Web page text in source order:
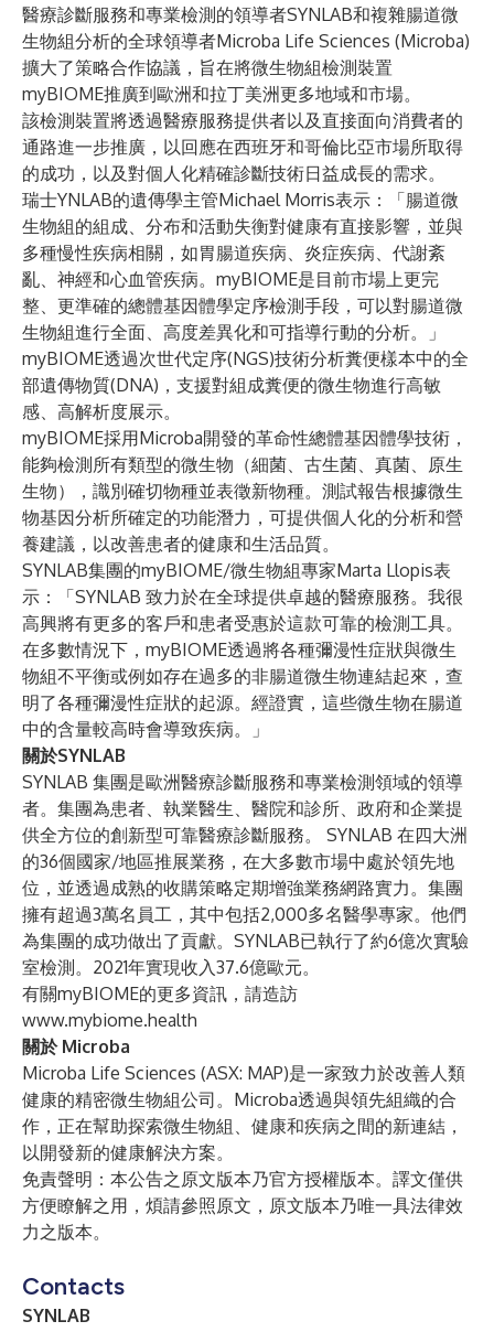
醫療診斷服務和專業檢測的領導者SYNLAB和複雜腸道微
生物組分析的全球領導者Microba Life Sciences (Microba)
擴大了策略合作協議，旨在將微生物組檢測裝置
myBIOME推廣到歐洲和拉丁美洲更多地域和市場。
該檢測裝置將透過醫療服務提供者以及直接面向消費者的
通路進一步推廣，以回應在西班牙和哥倫比亞市場所取得
的成功，以及對個人化精確診斷技術日益成長的需求。
瑞士YNLAB的遺傳學主管Michael Morris表示：「腸道微
生物組的組成、分布和活動失衡對健康有直接影響，並與
多種慢性疾病相關，如胃腸道疾病、炎症疾病、代謝紊
亂、神經和心血管疾病。myBIOME是目前市場上更完
整、更準確的總體基因體學定序檢測手段，可以對腸道微
生物組進行全面、高度差異化和可指導行動的分析。」
myBIOME透過次世代定序(NGS)技術分析糞便樣本中的全
部遺傳物質(DNA)，支援對組成糞便的微生物進行高敏
感、高解析度展示。
myBIOME採用Microba開發的革命性總體基因體學技術，
能夠檢測所有類型的微生物（細菌、古生菌、真菌、原生
生物），識別確切物種並表徵新物種。測試報告根據微生
物基因分析所確定的功能潛力，可提供個人化的分析和營
養建議，以改善患者的健康和生活品質。
SYNLAB集團的myBIOME/微生物組專家Marta Llopis表
示：「SYNLAB 致力於在全球提供卓越的醫療服務。我很
高興將有更多的客戶和患者受惠於這款可靠的檢測工具。
在多數情況下，myBIOME透過將各種彌漫性症狀與微生
物組不平衡或例如存在過多的非腸道微生物連結起來，查
明了各種彌漫性症狀的起源。經證實，這些微生物在腸道
中的含量較高時會導致疾病。」
關於SYNLAB
SYNLAB 集團是歐洲醫療診斷服務和專業檢測領域的領導
者。集團為患者、執業醫生、醫院和診所、政府和企業提
供全方位的創新型可靠醫療診斷服務。 SYNLAB 在四大洲
的36個國家/地區推展業務，在大多數市場中處於領先地
位，並透過成熟的收購策略定期增強業務網路實力。集團
擁有超過3萬名員工，其中包括2,000多名醫學專家。他們
為集團的成功做出了貢獻。SYNLAB已執行了約6億次實驗
室檢測。2021年實現收入37.6億歐元。
有關myBIOME的更多資訊，請造訪
www.mybiome.health
關於 Microba
Microba Life Sciences (ASX: MAP)是一家致力於改善人類
健康的精密微生物組公司。Microba透過與領先組織的合
作，正在幫助探索微生物組、健康和疾病之間的新連結，
以開發新的健康解決方案。
免責聲明：本公告之原文版本乃官方授權版本。譯文僅供
方便瞭解之用，煩請參照原文，原文版本乃唯一具法律效
力之版本。
Contacts
SYNLAB